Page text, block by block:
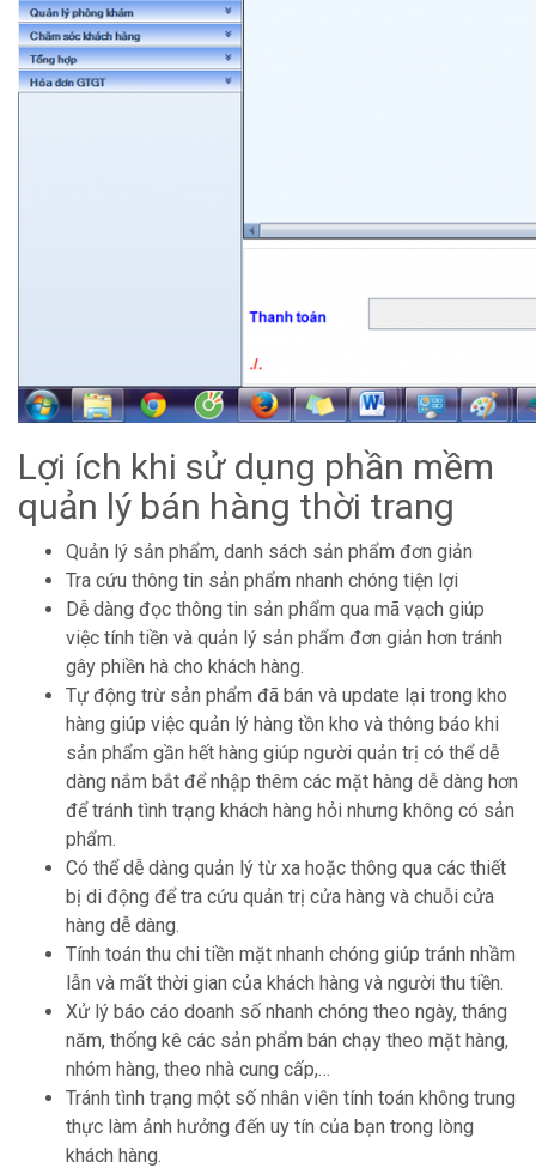
Lợi ích khi sử dụng phần mềm
quản lý bán hàng thời trang
Quản lý sản phẩm, danh sách sản phẩm đơn giản
Tra cứu thông tin sản phẩm nhanh chóng tiện lợi
Dễ dàng đọc thông tin sản phẩm qua mã vạch giúp
việc tính tiền và quản lý sản phẩm đơn giản hơn tránh
gây phiền hà cho khách hàng.
Tự động trừ sản phẩm đã bán và update lại trong kho
hàng giúp việc quản lý hàng tồn kho và thông báo khi
sản phẩm gần hết hàng giúp người quản trị có thể dễ
dàng nắm bắt để nhập thêm các mặt hàng dễ dàng hơn
để tránh tình trạng khách hàng hỏi nhưng không có sản
phẩm.
Có thể dễ dàng quản lý từ xa hoặc thông qua các thiết
bị di động để tra cứu quản trị cửa hàng và chuỗi cửa
hàng dễ dàng.
Tính toán thu chi tiền mặt nhanh chóng giúp tránh nhầm
lẫn và mất thời gian của khách hàng và người thu tiền.
Xử lý báo cáo doanh số nhanh chóng theo ngày, tháng
năm, thống kê các sản phẩm bán chạy theo mặt hàng,
nhóm hàng, theo nhà cung cấp,…
Tránh tình trạng một số nhân viên tính toán không trung
thực làm ảnh hưởng đến uy tín của bạn trong lòng
khách hàng.